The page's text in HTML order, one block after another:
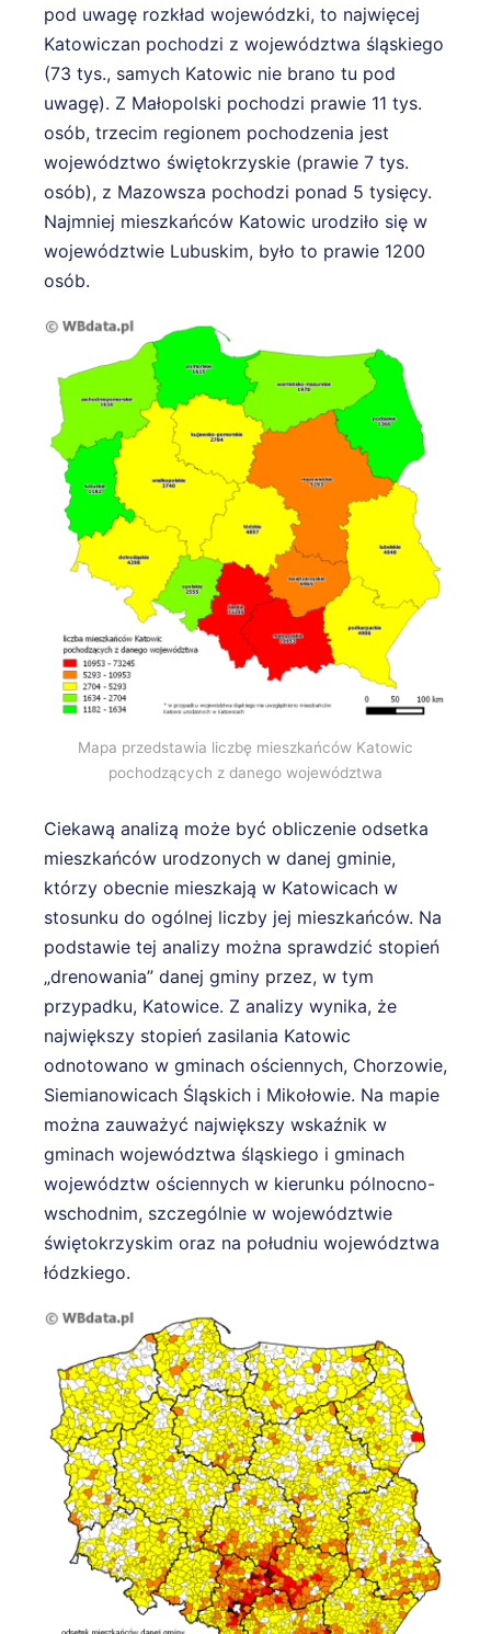
pod uwagę rozkład wojewódzki, to najwięcej
Katowiczan pochodzi z województwa śląskiego
(73 tys., samych Katowic nie brano tu pod
uwagę). Z Małopolski pochodzi prawie 11 tys.
osób, trzecim regionem pochodzenia jest
województwo świętokrzyskie (prawie 7 tys.
osób), z Mazowsza pochodzi ponad 5 tysięcy.
Najmniej mieszkańców Katowic urodziło się w
województwie Lubuskim, było to prawie 1200
osób.
Mapa przedstawia liczbę mieszkańców Katowic
pochodzących z danego województwa
Ciekawą analizą może być obliczenie odsetka
mieszkańców urodzonych w danej gminie,
którzy obecnie mieszkają w Katowicach w
stosunku do ogólnej liczby jej mieszkańców. Na
podstawie tej analizy można sprawdzić stopień
„drenowania” danej gminy przez, w tym
przypadku, Katowice. Z analizy wynika, że
największy stopień zasilania Katowic
odnotowano w gminach ościennych, Chorzowie,
Siemianowicach Śląskich i Mikołowie. Na mapie
można zauważyć największy wskaźnik w
gminach województwa śląskiego i gminach
województw ościennych w kierunku pólnocno-
wschodnim, szczególnie w województwie
świętokrzyskim oraz na południu województwa
łódzkiego.